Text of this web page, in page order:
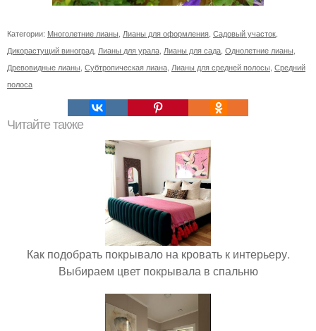
Категории: Многолетние лианы Лианы для оформления Садовый участок
Дикорастущий виноград Лианы для урала Лианы для сада Однолетние лианы
Древовидные лианы Субтропическая лиана Лианы для средней полосы Средний
полоса
Читайте также
Как подобрать покрывало на кровать к интерьеру.
Выбираем цвет покрывала в спальню